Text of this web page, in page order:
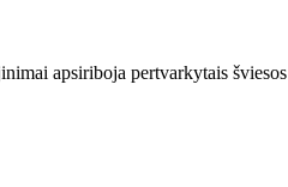
apsiriboja pertvarkytais